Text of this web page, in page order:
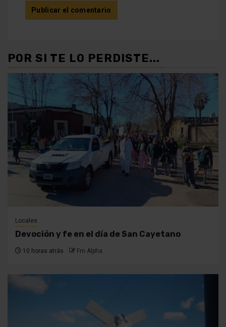
POR SI TE LO PERDISTE...
Locales
Devoción y fe en el día de San Cayetano
10 horas atrás Fm Alpha